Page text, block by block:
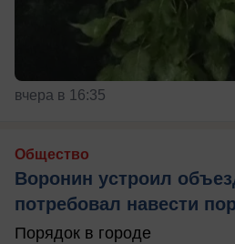
вчера в 16:35
Общество
Воронин устроил
потребовал навести
Порядок в городе